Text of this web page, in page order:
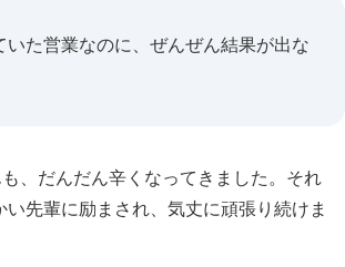
いた営業なのに、ぜんぜん結果が出な
、だんだん辛くなってきました。それ
い先輩に励まされ、気丈に頑張り続けま